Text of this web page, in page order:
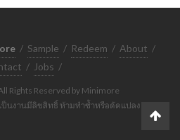
/ Sample / Redeem / About /
/ Jobs /
Rights Reserved by Minimore
ป็นงานมีลิขสิทธิ์ ห้ามทำซ้ำหรือดัดแปลง